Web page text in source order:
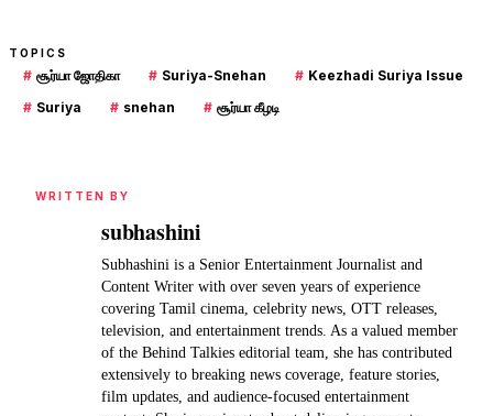
TOPICS
# சூர்யா ஜோதிகா # Suriya-Snehan # Keezhadi Suriya Issue
# Suriya # snehan # சூர்யா கீழடி
WRITTEN BY
subhashini
Subhashini is a Senior Entertainment Journalist and
Content Writer with over seven years of experience
covering Tamil cinema, celebrity news, OTT releases,
television, and entertainment trends. As a valued member
of the Behind Talkies editorial team, she has contributed
extensively to breaking news coverage, feature stories,
film updates, and audience-focused entertainment